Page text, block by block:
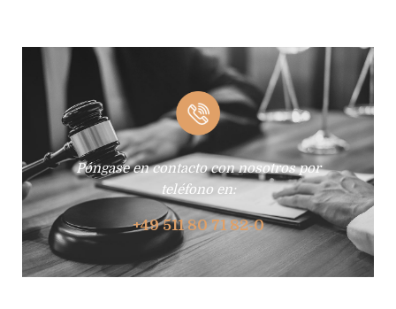
Póngase en contacto con nosotros por
teléfono en:
+49 511 80 71 82-0